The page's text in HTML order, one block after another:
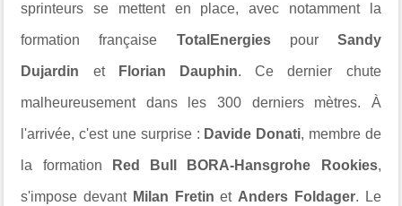
sprinteurs se mettent en place, avec notamment la
formation française TotalEnergiespour Sandy
Dujardin et Florian Dauphin. Ce dernier chute
malheureusement dans les 300 derniers mètres. À
l'arrivée, c'est une surprise : Davide Donati, membre de
la formation Red Bull BORA-Hansgrohe Rookies,
s'impose devant Milan Fretin et Anders Foldager. Le